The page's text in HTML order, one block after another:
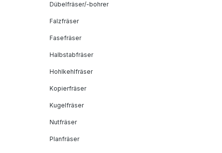
Dübelfräser/-bohrer
Falzfräser
Fasefräser
Halbstabfräser
Hohlkehlfräser
Kopierfräser
Kugelfräser
Nutfräser
Planfräser